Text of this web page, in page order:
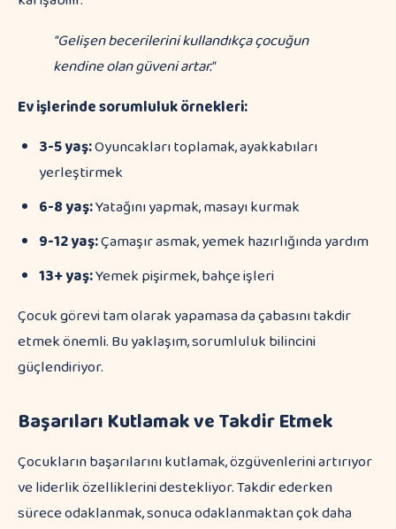
"Gelişen becerilerini kullandıkça çocuğun
kendine olan güveni artar."
Ev işlerinde sorumluluk örnekleri:
3-5 yaş:Oyuncakları toplamak, ayakkabıları
yerleştirmek
6-8 yaş:Yatağını yapmak, masayı kurmak
9-12 yaş:Çamaşır asmak, yemek hazırlığında yardım
13+ yaş:Yemek pişirmek, bahçe işleri
Çocuk görevi tam olarak yapamasa da çabasını takdir
etmek önemli. Bu yaklaşım, sorumluluk bilincini
güçlendiriyor.
Başarıları Kutlamak ve Takdir Etmek
Çocukların başarılarını kutlamak, özgüvenlerini artırıyor
ve liderlik özelliklerini destekliyor. Takdir ederken
sürece odaklanmak, sonuca odaklanmaktan çok daha